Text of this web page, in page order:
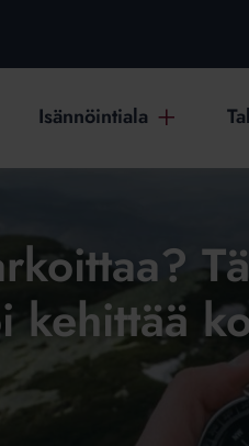
Isännöintiala
kehittää